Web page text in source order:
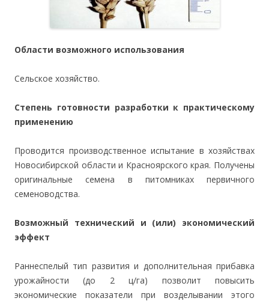
Области возможного использования
Сельское хозяйство.
Степень готовности разработки к практическому
применению
Проводится производственное испытание в хозяйствах
Новосибирской области и Красноярского края. Получены
оригинальные семена в питомниках первичного
семеноводства.
Возможный технический и (или) экономический
эффект
Раннеспелый тип развития и дополнительная прибавка
урожайности (до 2 ц/га) позволит повысить
экономические показатели при возделывании этого